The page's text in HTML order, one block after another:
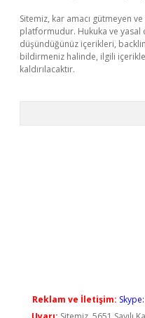
Sitemiz, kar amacı gütmeyen
platformudur. Hukuka ve yasal
düşündüğünüz içerikleri,
bildirmeniz halinde, ilgili
kaldırılacaktır.
Reklam ve İletişim: